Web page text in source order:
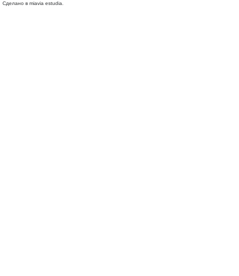
Сделано в miavia estudia.